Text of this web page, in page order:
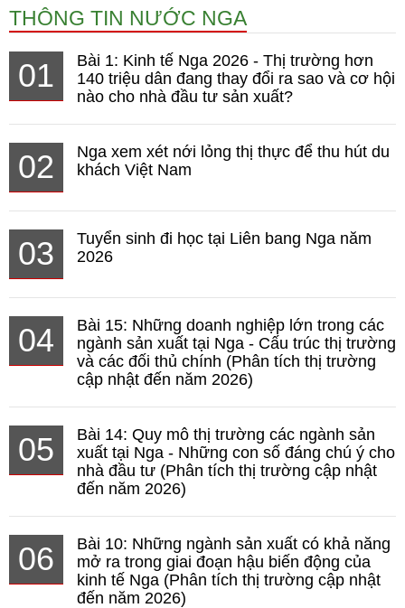
THÔNG TIN NƯỚC NGA
01
Bài 1: Kinh tế Nga 2026 - Thị trường hơn
140 triệu dân đang thay đổi ra sao và cơ hội
nào cho nhà đầu tư sản xuất?
02
Nga xem xét nới lỏng thị thực để thu hút du
khách Việt Nam
03
Tuyển sinh đi học tại Liên bang Nga năm
2026
04
Bài 15: Những doanh nghiệp lớn trong các
ngành sản xuất tại Nga - Cấu trúc thị trường
và các đối thủ chính (Phân tích thị trường
cập nhật đến năm 2026)
05
Bài 14: Quy mô thị trường các ngành sản
xuất tại Nga - Những con số đáng chú ý cho
nhà đầu tư (Phân tích thị trường cập nhật
đến năm 2026)
06
Bài 10: Những ngành sản xuất có khả năng
mở ra trong giai đoạn hậu biến động của
kinh tế Nga (Phân tích thị trường cập nhật
đến năm 2026)